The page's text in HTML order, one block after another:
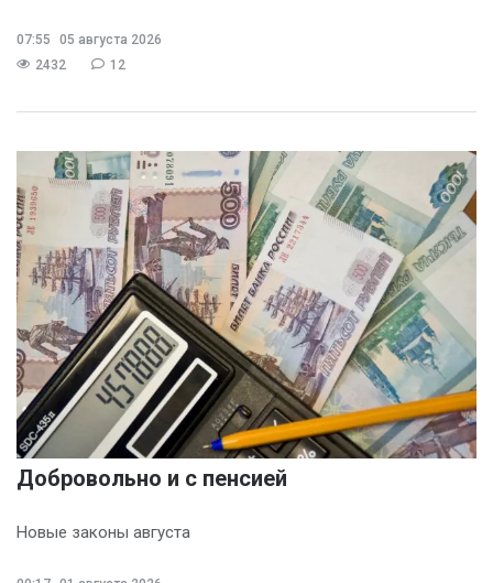
07:55
05 августа 2026
2432
12
Добровольно и с пенсией
Новые законы августа